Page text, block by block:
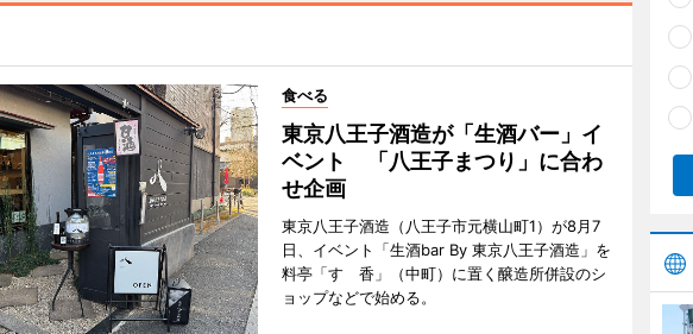
食べる
東京八王子酒造が「生酒バー」イ
ベント 「八王子まつり」に合わ
せ企画
東京八王子酒造（八王子市元横山町1）が8月7
日、イベント「生酒bar By 東京八王子酒造」を
料亭「すゞ香」（中町）に置く醸造所併設のシ
ョップなどで始める。